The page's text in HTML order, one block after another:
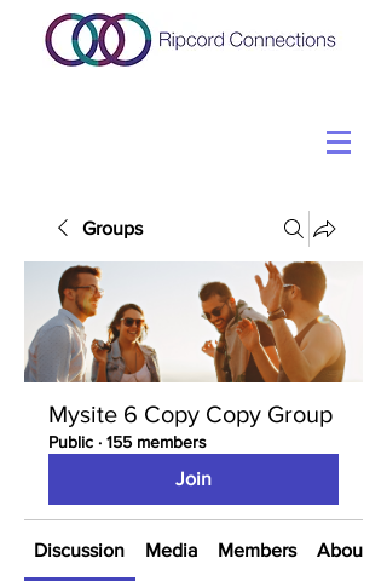
Groups
Mysite 6 Copy Copy Group
Public · 155 members
Join
Discussion Media Members About